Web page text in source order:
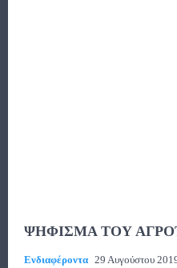
ΨΗΦΙΣΜΑ ΤΟΥ
Ενδιαφέροντα 29 Αυγούστου